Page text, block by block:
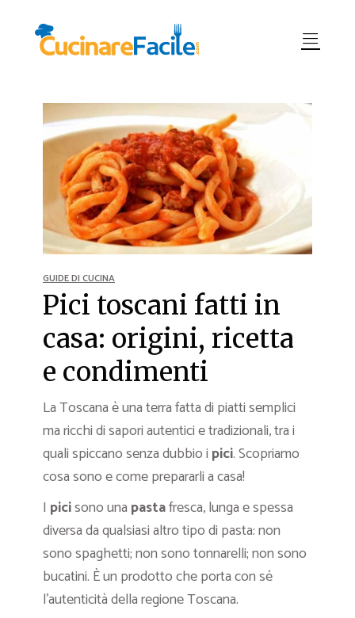
GUIDE DI CUCINA
Pici toscani fatti in
casa: origini, ricetta
e condimenti
La Toscana è una terra fatta di piatti semplici
ma ricchi di sapori autentici e tradizionali, tra i
quali spiccano senza dubbio i pici. Scopriamo
cosa sono e come prepararli a casa!
I picisono una pastafresca, lunga e spessa
diversa da qualsiasi altro tipo di pasta: non
sono spaghetti; non sono tonnarelli; non sono
bucatini. È un prodotto che porta con sé
l’autenticità della regione Toscana.